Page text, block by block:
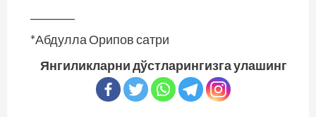
*Абдулла Орипов сатри
Янгиликларни дўстларингизга улашинг